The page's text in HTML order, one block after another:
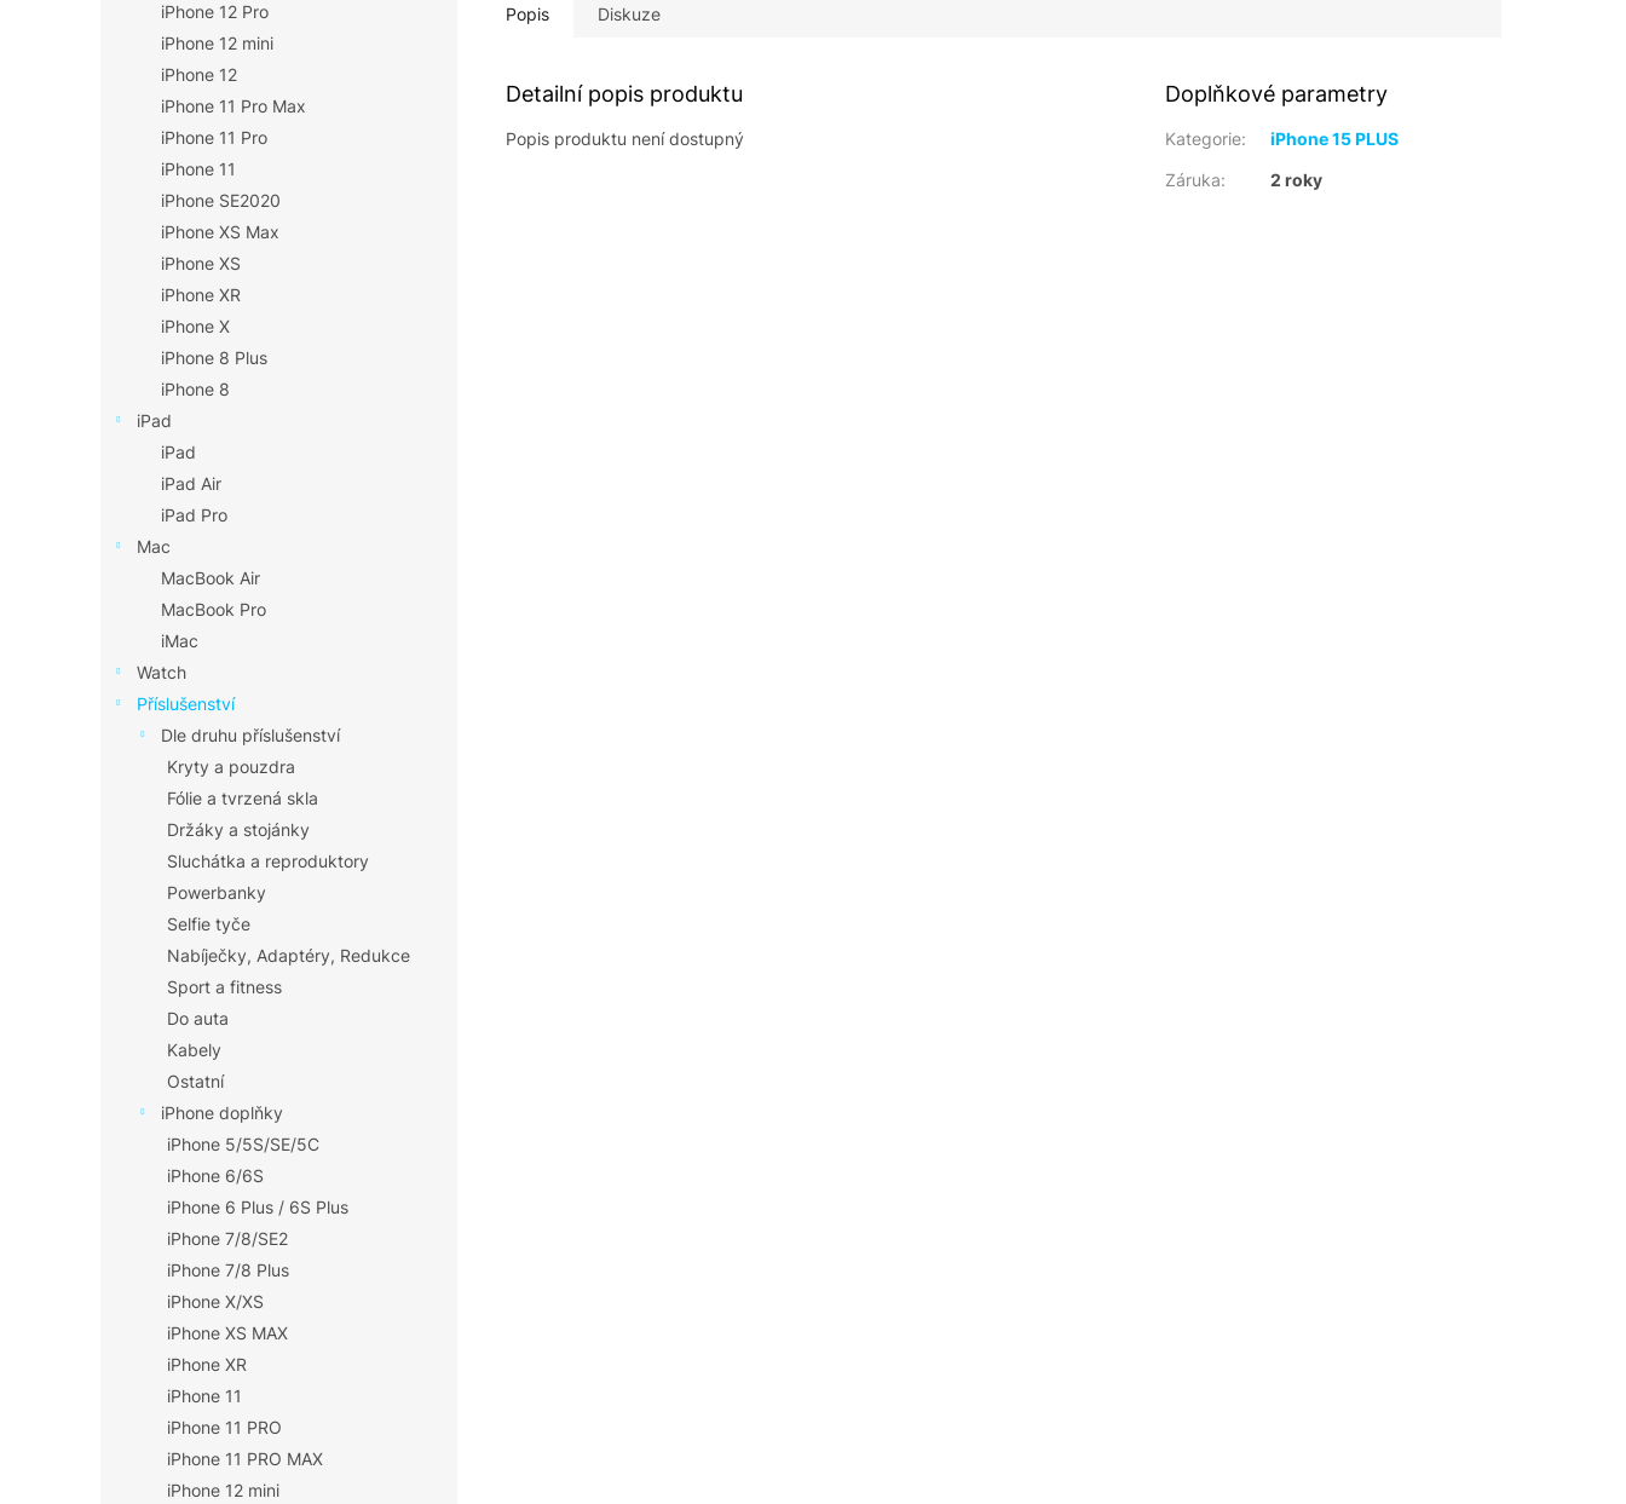
iPhone 12 Pro
iPhone 12 mini
iPhone 12
iPhone 11 Pro Max
iPhone 11 Pro
iPhone 11
iPhone SE2020
iPhone XS Max
iPhone XS
iPhone XR
iPhone X
iPhone 8 Plus
iPhone 8
iPad
iPad
iPad Air
iPad Pro
Mac
MacBook Air
MacBook Pro
iMac
Watch
Příslušenství
Dle druhu příslušenství
Kryty a pouzdra
Fólie a tvrzená skla
Držáky a stojánky
Sluchátka a reproduktory
Powerbanky
Selfie tyče
Nabíječky, Adaptéry, Redukce
Sport a fitness
Do auta
Kabely
Ostatní
iPhone doplňky
iPhone 5/5S/SE/5C
iPhone 6/6S
iPhone 6 Plus / 6S Plus
iPhone 7/8/SE2
iPhone 7/8 Plus
iPhone X/XS
iPhone XS MAX
iPhone XR
iPhone 11
iPhone 11 PRO
iPhone 11 PRO MAX
iPhone 12 mini
Popis Diskuze
Detailní popis produktu
Popis produktu není dostupný
Doplňkové parametry
Kategorie:
iPhone 15 PLUS
Záruka: 2 roky